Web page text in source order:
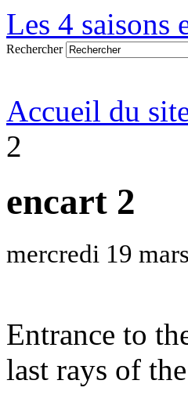
Les 4 saisons
Rechercher
Accueil du
2
encart 2
mercredi 19
Entrance to
last rays of